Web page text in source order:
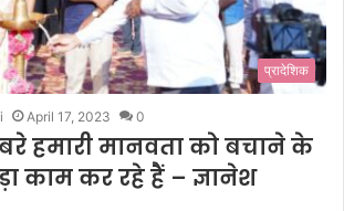
प्रादेशिक
April 17, 2023 0
हमारी मानवता को बचाने के
काम कर रहे हैं – ज्ञानेश